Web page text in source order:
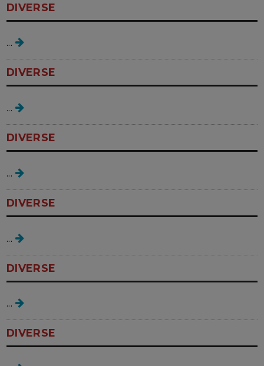
DIVERSEmastrelle gel antibacterian
...
DIVERSE
...
DIVERSE
...
DIVERSE
...
DIVERSE
...
DIVERSE